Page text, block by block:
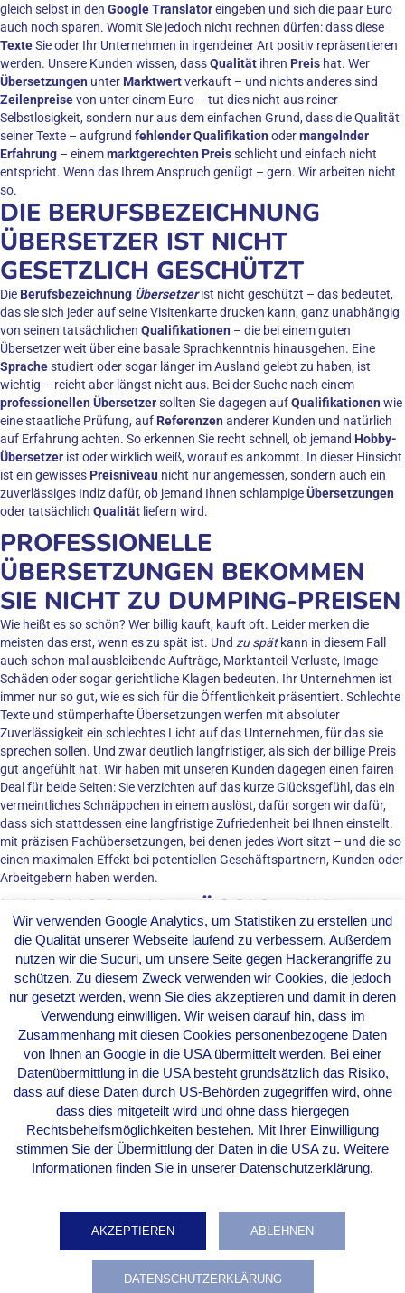
gleich selbst in den Google Translatoreingeben und sich die paar Euro
auch noch sparen. Womit Sie jedoch nicht rechnen dürfen: dass diese
TexteSie oder Ihr Unternehmen in irgendeiner Art positiv repräsentieren
werden. Unsere Kunden wissen, dassQualität ihren Preis hat. Wer
Übersetzungen unter Marktwertverkauft – und nichts anderes sind
Zeilenpreisevon unter einem Euro – tut dies nicht aus reiner
Selbstlosigkeit, sondern nur aus dem einfachen Grund, dass die Qualität
seiner Texte – aufgrund fehlender Qualifikation odermangelnder
Erfahrung – einemmarktgerechten Preisschlicht und einfach nicht
entspricht. Wenn das Ihrem Anspruch genügt – gern. Wir arbeiten nicht
so.
DIE BERUFSBEZEICHNUNG
ÜBERSETZER IST NICHT
GESETZLICH GESCHÜTZT
Die Berufsbezeichnung Übersetzer ist nicht geschützt – das bedeutet,
das sie sich jeder auf seine Visitenkarte drucken kann, ganz unabhängig
von seinen tatsächlichen Qualifikationen – die bei einem guten
Übersetzer weit über eine basale Sprachkenntnis hinausgehen. Eine
Sprachestudiert oder sogar länger im Ausland gelebt zu haben, ist
wichtig – reicht aber längst nicht aus. Bei der Suche nach einem
professionellen Übersetzersollten Sie dagegen aufQualifikationen wie
eine staatliche Prüfung, auf Referenzen anderer Kunden und natürlich
auf Erfahrung achten. So erkennen Sie recht schnell, ob jemand Hobby-
Übersetzer ist oder wirklich weiß, worauf es ankommt. In dieser Hinsicht
ist ein gewisses Preisniveau nicht nur angemessen, sondern auch ein
zuverlässiges Indiz dafür, ob jemand Ihnen schlampigeÜbersetzungen
oder tatsächlich Qualität liefern wird.
PROFESSIONELLE
ÜBERSETZUNGEN BEKOMMEN
SIE NICHT ZU DUMPING-PREISEN
Wie heißt es so schön? Wer billig kauft, kauft oft. Leider merken die
meisten das erst, wenn es zu spät ist. Und zu spät kann in diesem Fall
auch schon mal ausbleibende Aufträge, Marktanteil-Verluste, Image-
Schäden oder sogar gerichtliche Klagen bedeuten. Ihr Unternehmen ist
immer nur so gut, wie es sich für die Öffentlichkeit präsentiert. Schlechte
Texte und stümperhafte Übersetzungen werfen mit absoluter
Zuverlässigkeit ein schlechtes Licht auf das Unternehmen, für das sie
sprechen sollen. Und zwar deutlich langfristiger, als sich der billige Preis
gut angefühlt hat. Wir haben mit unseren Kunden dagegen einen fairen
Deal für beide Seiten: Sie verzichten auf das kurze Glücksgefühl, das ein
vermeintliches Schnäppchen in einem auslöst, dafür sorgen wir dafür,
dass sich stattdessen eine langfristige Zufriedenheit bei Ihnen einstellt:
mit präzisen Fachübersetzungen, bei denen jedes Wort sitzt – und die so
einen maximalen Effekt bei potentiellen Geschäftspartnern, Kunden oder
Arbeitgebern haben werden.
WAS KOSTEN FLÜSSIGE UND
PRÄZISE ÜBERSETZUNGEN VON
EINEM FACHKUNDIGEN
ÜBERSETZER?
professionelles Übersetzungsbürohat niemals Festpreise. Der finale
Preis hängt vielmehr von derSprache, dem Fachgebiet und der
Dringlichkeit des zu übersetzendenTextesab.
Schicken Sie uns eine E-Mail an
elcome@front-runner.de
oder nutzen Sie unser Upload-Formular für eine schnelle Online-Anfrage:
JETZT ANFRAGEN
Impressum Datenschutzerklärung
Wir verwenden Google Analytics, um Statistiken zu erstellen und
die Qualität unserer Webseite laufend zu verbessern. Außerdem
nutzen wir die Sucuri, um unsere Seite gegen Hackerangriffe zu
schützen. Zu diesem Zweck verwenden wir Cookies, die jedoch
nur gesetzt werden, wenn Sie dies akzeptieren und damit in deren
Verwendung einwilligen. Wir weisen darauf hin, dass im
Zusammenhang mit diesen Cookies personenbezogene Daten
von Ihnen an Google in die USA übermittelt werden. Bei einer
Datenübermittlung in die USA besteht grundsätzlich das Risiko,
dass auf diese Daten durch US-Behörden zugegriffen wird, ohne
dass dies mitgeteilt wird und ohne dass hiergegen
Rechtsbehelfsmöglichkeiten bestehen. Mit Ihrer Einwilligung
stimmen Sie der Übermittlung der Daten in die USA zu. Weitere
Informationen finden Sie in unserer Datenschutzerklärung.
AKZEPTIEREN ABLEHNEN
DATENSCHUTZERKLÄRUNG